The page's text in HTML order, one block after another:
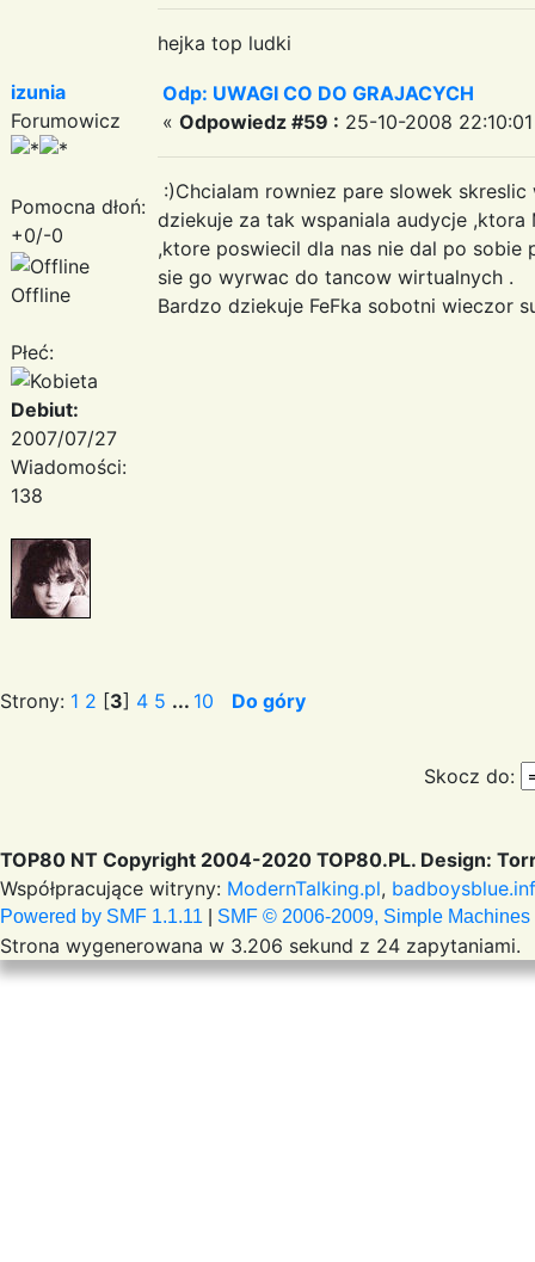
hejka top ludki
izunia
Forumowicz
Pomocna dłoń:
+0/-0
Offline
Płeć:
Debiut:
2007/07/27
Wiadomości:
138
Odp: UWAGI CO DO GRAJACYCH
« Odpowiedz #59 : 25-10-2008
:)Chcialam rowniez pare slowek skreslic
dziekuje za tak wspaniala audycje
,ktore poswiecil dla nas nie dal po sobie
sie go wyrwac do tancow wirtualnych .
Bardzo dziekuje FeFka sobotni wieczor
Strony: 1 2 [3] 4 5 ... 10 Do góry
Skocz do:
TOP80 NT Copyright 2004-2020 TOP80.PL. Design:
Współpracujące witryny: ModernTalking.pl,
Powered by SMF 1.1.11 SMF © 2006-2009, Simple Machines
Strona wygenerowana w 3.206 sekund z 24 zapytaniami.